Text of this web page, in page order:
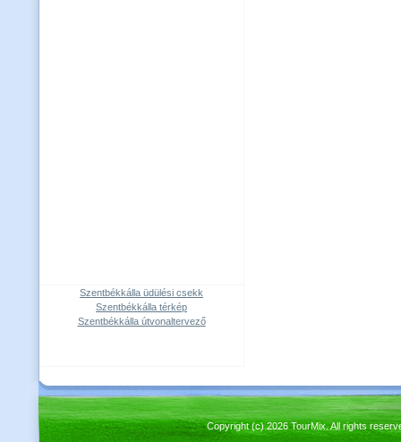
Szentbékkálla üdülési csekk
Szentbékkálla térkép
Szentbékkálla útvonaltervező
Copyright (c) 2026 TourMix. All rights